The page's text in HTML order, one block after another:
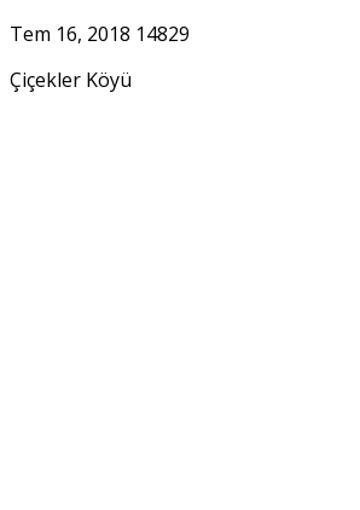
Tem 16, 2018 14829
Çiçekler Köyü